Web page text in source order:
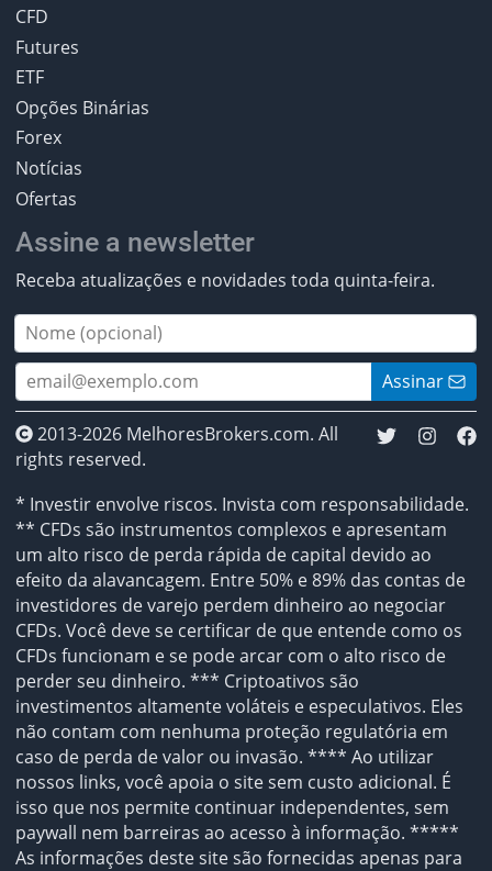
CFD
Futures
ETF
Opções Binárias
Forex
Notícias
Ofertas
Assine a newsletter
Receba atualizações e novidades toda quinta-feira.
Assinar
2013-2026 MelhoresBrokers.com. All
rights reserved.
* Investir envolve riscos. Invista com responsabilidade.
** CFDs são instrumentos complexos e apresentam
um alto risco de perda rápida de capital devido ao
efeito da alavancagem. Entre 50% e 89% das contas de
investidores de varejo perdem dinheiro ao negociar
CFDs. Você deve se certificar de que entende como os
CFDs funcionam e se pode arcar com o alto risco de
perder seu dinheiro. *** Criptoativos são
investimentos altamente voláteis e especulativos. Eles
não contam com nenhuma proteção regulatória em
caso de perda de valor ou invasão. **** Ao utilizar
nossos links, você apoia o site sem custo adicional. É
isso que nos permite continuar independentes, sem
paywall nem barreiras ao acesso à informação. *****
As informações deste site são fornecidas apenas para